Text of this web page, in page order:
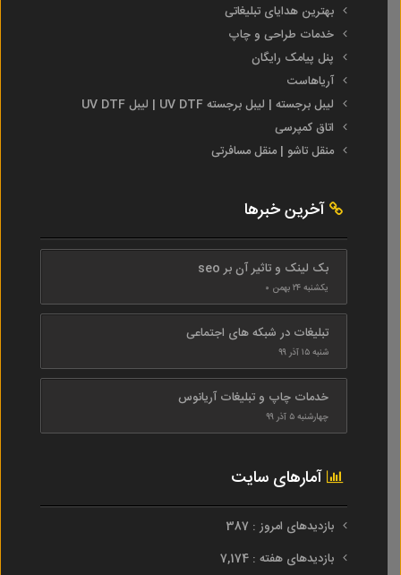
بهترین هدایای تبلیغاتی
خدمات طراحی و چاپ
پنل پیامک رایگان
آریاهاست
لیبل برجسته | لیبل برجسته UV DTF | لیبل UV DTF
اتاق کمپرسی
منقل تاشو | منقل مسافرتی
آخرین خبرها
بک لینک و تاثیر آن بر seo
یکشنبه ۲۴ بهمن ۰
تبلیغات در شبکه های اجتماعی
شنبه ۱۵ آذر ۹۹
خدمات چاپ و تبلیغات آریانوس
چهارشنبه ۵ آذر ۹۹
آمارهای سایت
بازدیدهای امروز : 387
بازدیدهای هفته : 7,174